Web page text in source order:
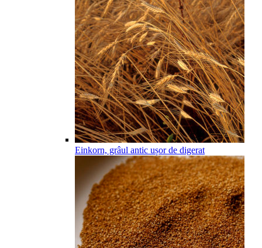
Einkorn, grâul antic ușor de digerat